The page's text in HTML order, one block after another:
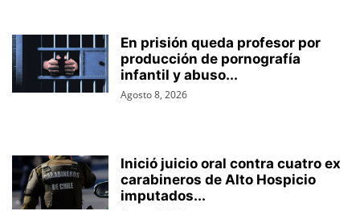
En prisión queda profesor por
producción de pornografía
infantil y abuso...
Agosto 8, 2026
Inició juicio oral contra cuatro ex
carabineros de Alto Hospicio
imputados...